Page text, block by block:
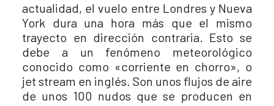
actualidad, el vuelo entre Londres y Nueva
York dura una hora más que el mismo
trayecto en dirección contraria. Esto se
debe a un fenómeno meteorológico
conocido como «corriente en chorro», o
jet stream en inglés. Son unos flujos de aire
de unos 100 nudos que se producen en